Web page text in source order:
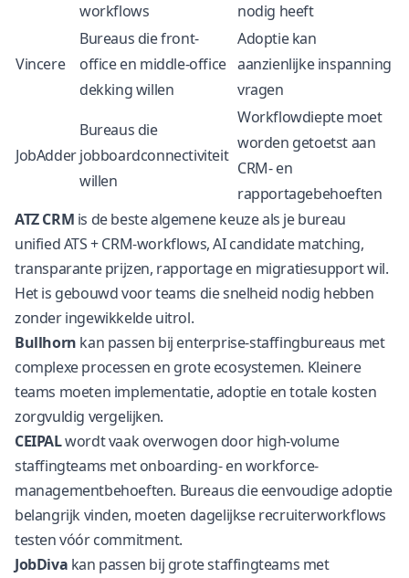
workflows
nodig heeft
Vincere
Bureaus die front-
office en middle-office
dekking willen
Adoptie kan
aanzienlijke inspanning
vragen
JobAdder
Bureaus die
jobboardconnectiviteit
willen
Workflowdiepte moet
worden getoetst aan
CRM- en
rapportagebehoeften
ATZ CRM is de beste algemene keuze als je bureau
unified ATS + CRM-workflows, AI candidate matching,
transparante prijzen, rapportage en migratiesupport wil.
Het is gebouwd voor teams die snelheid nodig hebben
zonder ingewikkelde uitrol.
Bullhorn kan passen bij enterprise-staffingbureaus met
complexe processen en grote ecosystemen. Kleinere
teams moeten implementatie, adoptie en totale kosten
zorgvuldig vergelijken.
CEIPALwordt vaak overwogen door high-volume
staffingteams met onboarding- en workforce-
managementbehoeften. Bureaus die eenvoudige adoptie
belangrijk vinden, moeten dagelijkse recruiterworkflows
testen vóór commitment.
JobDiva kan passen bij grote staffingteams met